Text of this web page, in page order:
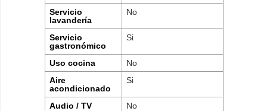
Servicio
lavandería
No
Servicio
gastronómico
Si
Uso cocina
No
Aire
acondicionado
Si
Audio / TV
No